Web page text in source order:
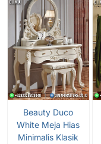
Beauty Duco
White Meja Hias
Minimalis Klasik